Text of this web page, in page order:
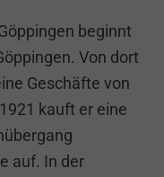
beginnt
Von dort
Geschäfte von
kauft er eine
auf. In der